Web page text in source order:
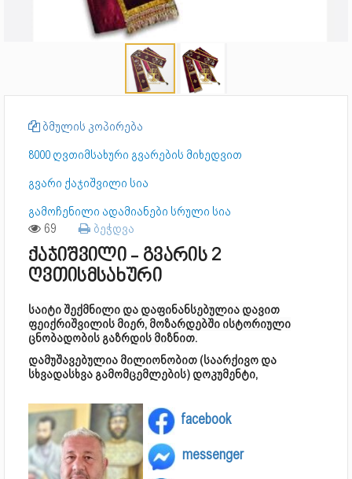
ბმულის კოპირება
8000 ღვთიმსახური გვარების მიხედვით
გვარი ქაჯიშვილი სია
გამოჩენილი ადამიანები სრული სია
69 ბეჭდვა
ქაჯიშვილი - გვარის 2
ღვთისმსახური
საიტი შექმნილი და დაფინანსებულია დავით
ფეიქრიშვილის მიერ, მოზარდებში ისტორიული
ცნობადობის გაზრდის მიზნით.
დამუშავებულია მილიონობით (საარქივო და
სხვადასხვა გამომცემლების) დოკუმენტი,
facebook
messenger